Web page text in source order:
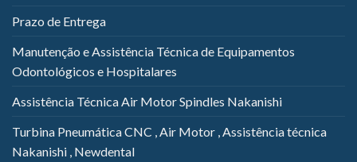
Prazo de Entrega
Manutenção e Assistência Técnica de Equipamentos
Odontológicos e Hospitalares
Assistência Técnica Air Motor Spindles Nakanishi
Turbina Pneumática CNC , Air Motor , Assistência técnica
Nakanishi , Newdental